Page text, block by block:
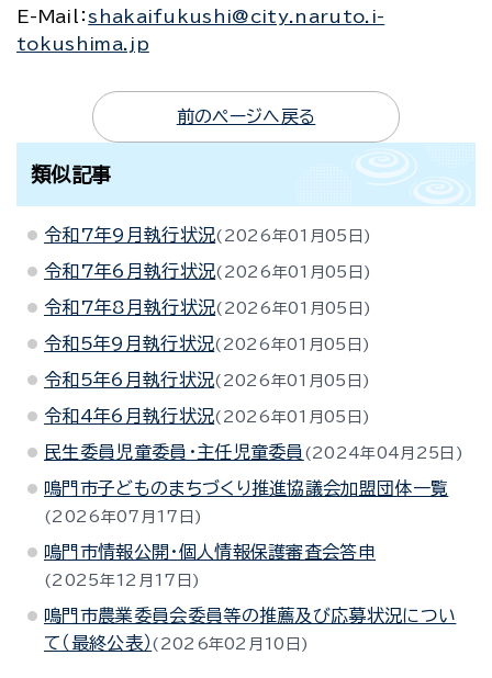
E-Mail ：shakaifukushi@city.naruto.i-
tokushima.jp
前のページへ戻る
類似記事
令和7年9月執行状況 2026年01月05日
令和7年6月執行状況 2026年01月05日
令和7年8月執行状況 2026年01月05日
令和5年9月執行状況 2026年01月05日
令和5年6月執行状況 2026年01月05日
令和4年6月執行状況 2026年01月05日
民生委員児童委員・主任児童委員 2024年04月25日
鳴門市子どものまちづくり推進協議会加盟団体一覧
2026年07月17日
鳴門市情報公開・個人情報保護審査会答申
2025年12月17日
鳴門市農業委員会委員等の推薦及び応募状況につい
て（最終公表）
2026年02月10日